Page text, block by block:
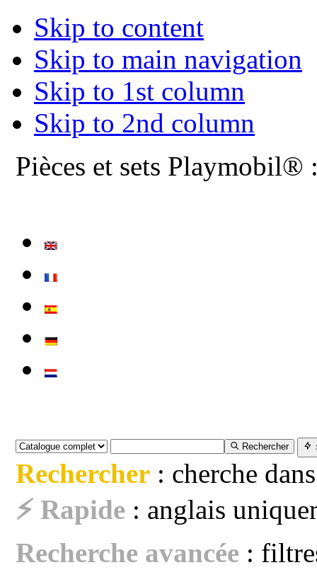
Skip to content
Skip to main navigation
Skip to 1st column
Skip to 2nd column
Pièces et sets Playmobil®
Rechercher
Rechercher : cherche
⚡ Rapide : anglais
Recherche avancée :